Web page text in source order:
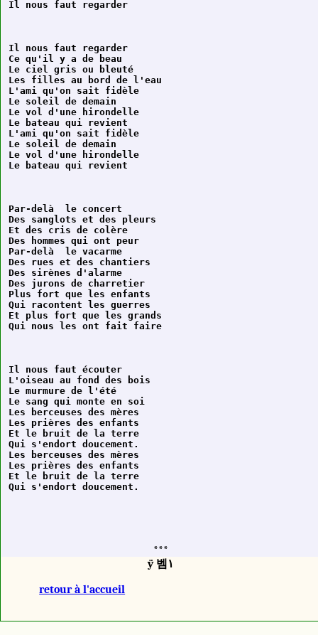
Il nous faut regarder
Ce qu'il y a de beau
Le ciel gris ou bleuté
Les filles au bord de l'eau
L'ami qu'on sait fidèle
Le soleil de demain
Le vol d'une hirondelle
Le bateau qui revient
L'ami qu'on sait fidèle
Le soleil de demain
Le vol d'une hirondelle
Par-delà  le concert
Des sanglots et des pleurs
Et des cris de colère
Des hommes qui ont peur
Par-delà  le vacarme
Des rues et des chantiers
Des sirènes d'alarme
Des jurons de charretier
Plus fort que les enfants
Qui racontent les guerres
Et plus fort que les grands
Il nous faut écouter
L'oiseau au fond des bois
Le murmure de l'été
Le sang qui monte en soi
Les berceuses des mères
Les prières des enfants
Et le bruit de la terre
Qui s'endort doucement.
Les berceuses des mères
Les prières des enfants
Et le bruit de la terre
***
ÿ 벰١
retour à l'accueil